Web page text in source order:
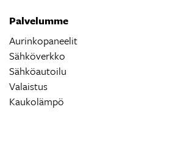
Palvelumme
Aurinkopaneelit
Sähköverkko
Sähköautoilu
Valaistus
Kaukolämpö